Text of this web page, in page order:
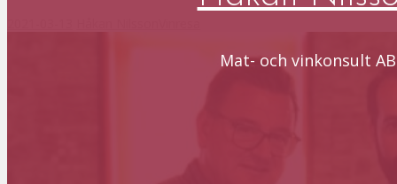
Mat- och vinkonsult AB